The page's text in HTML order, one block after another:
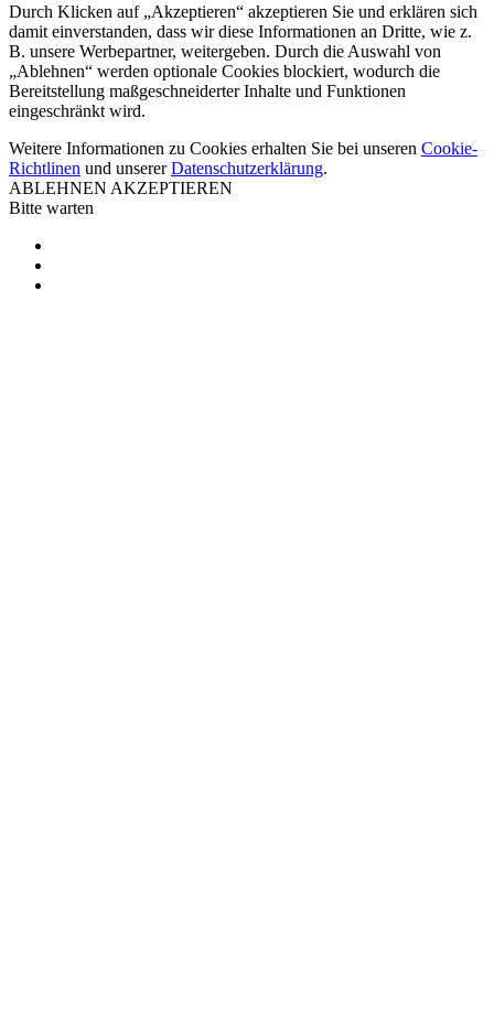
Durch Klicken auf „Akzeptieren“ akzeptieren Sie und erklären sich
damit einverstanden, dass wir diese Informationen an Dritte, wie z.
B. unsere Werbepartner, weitergeben. Durch die Auswahl von
„Ablehnen“ werden optionale Cookies blockiert, wodurch die
Bereitstellung maßgeschneiderter Inhalte und Funktionen
eingeschränkt wird.
Weitere Informationen zu Cookies erhalten Sie bei unseren Cookie-
Richtlinen und unsererDatenschutzerklärung.
ABLEHNEN AKZEPTIEREN
Bitte warten